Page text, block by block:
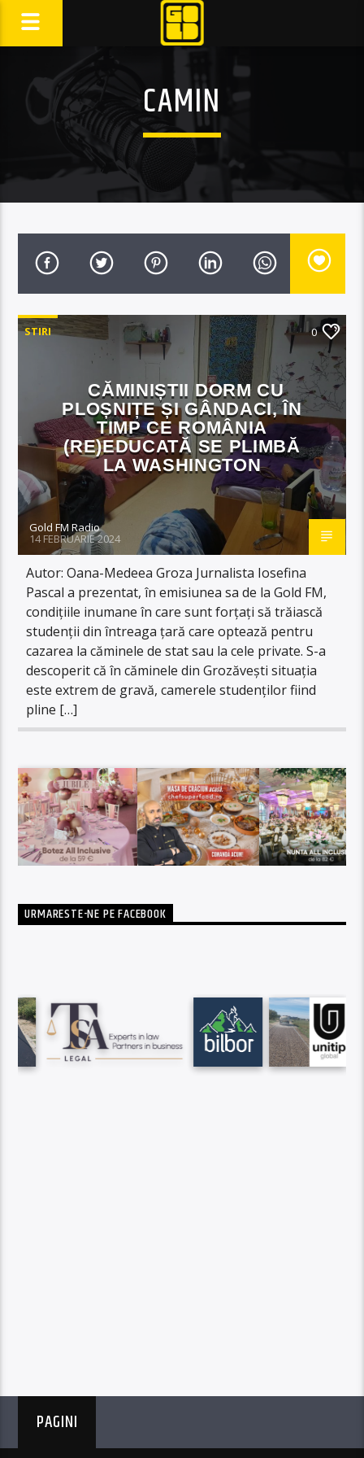
CAMIN
STIRI 0
CĂMINIȘTII DORM CU
PLOȘNIȚE ȘI GÂNDACI, ÎN
TIMP CE ROMÂNIA
(RE)EDUCATĂ SE PLIMBĂ
LA WASHINGTON
Gold FM Radio
14 FEBRUARIE 2024
Autor: Oana-Medeea Groza Jurnalista Iosefina
Pascal a prezentat, în emisiunea sa de la Gold FM,
condițiile inumane în care sunt forțați să trăiască
studenții din întreaga țară care optează pentru
cazarea la căminele de stat sau la cele private. S-a
descoperit că în căminele din Grozăvești situația
este extrem de gravă, camerele studenților fiind
pline […]
URMARESTE-NE PE FACEBOOK
PAGINI